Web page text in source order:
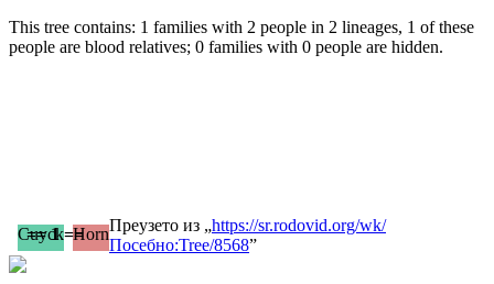
This tree contains: 1 families with 2 people in 2 lineages, 1 of these
people are blood relatives; 0 families with 0 people are hidden.
== 1 ==
Cuyck HornПреузето из „https://sr.rodovid.org/wk/
Посебно:Tree/8568”